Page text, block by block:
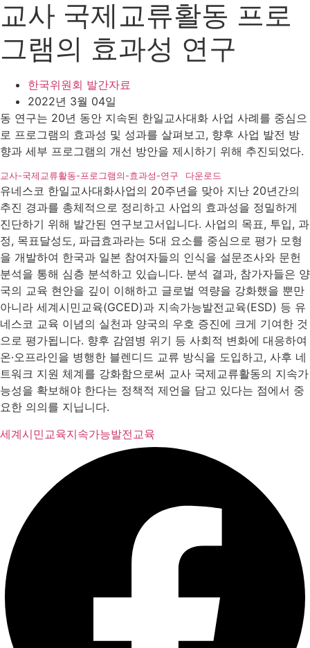
교사 국제교류활동 프로
그램의 효과성 연구
한국위원회 발간자료
2022년 3월 04일
동 연구는 20년 동안 지속된 한일교사대화 사업 사례를 중심으
로 프로그램의 효과성 및 성과를 살펴보고, 향후 사업 발전 방
향과 세부 프로그램의 개선 방안을 제시하기 위해 추진되었다.
교사-국제교류활동-프로그램의-효과성-연구 다운로드
유네스코 한일교사대화사업의 20주년을 맞아 지난 20년간의
추진 경과를 총체적으로 정리하고 사업의 효과성을 정밀하게
진단하기 위해 발간된 연구보고서입니다. 사업의 목표, 투입, 과
정, 목표달성도, 파급효과라는 5대 요소를 중심으로 평가 모형
을 개발하여 한국과 일본 참여자들의 인식을 설문조사와 문헌
분석을 통해 심층 분석하고 있습니다. 분석 결과, 참가자들은 양
국의 교육 현안을 깊이 이해하고 글로벌 역량을 강화했을 뿐만
아니라 세계시민교육(GCED)과 지속가능발전교육(ESD) 등 유
네스코 교육 이념의 실천과 양국의 우호 증진에 크게 기여한 것
으로 평가됩니다. 향후 감염병 위기 등 사회적 변화에 대응하여
온·오프라인을 병행한 블렌디드 교류 방식을 도입하고, 사후 네
트워크 지원 체계를 강화함으로써 교사 국제교류활동의 지속가
능성을 확보해야 한다는 정책적 제언을 담고 있다는 점에서 중
요한 의의를 지닙니다.
세계시민교육지속가능발전교육